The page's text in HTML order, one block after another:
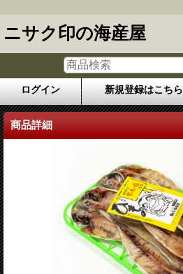
ニサク印の海産屋
ログイン 新規登録はこちら
商品詳細